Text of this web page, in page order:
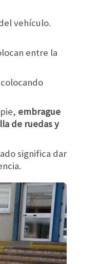
vehículo.
entre la
embrague
de ruedas y
significa dar